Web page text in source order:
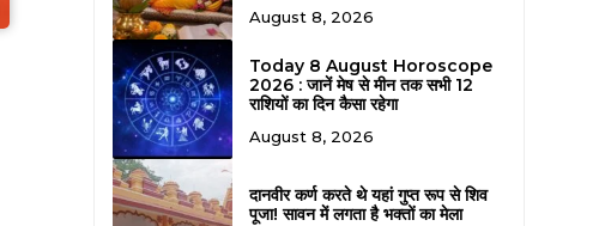
August 8, 2026
Today 8 August Horoscope
2026 : जानें मेष से मीन तक सभी 12
राशियों का दिन कैसा रहेगा
August 8, 2026
दानवीर कर्ण करते थे यहां गुप्त रूप से शिव
पूजा! सावन में लगता है भक्तों का मेला